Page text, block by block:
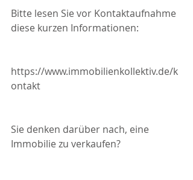
Bitte lesen Sie vor Kontaktaufnahme
diese kurzen Informationen:
https://www.immobilienkollektiv.de/k
ontakt
Sie denken darüber nach, eine
Immobilie zu verkaufen?